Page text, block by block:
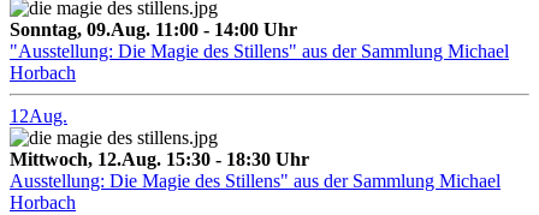
Sonntag, 09.Aug. 11:00 - 14:00 Uhr
"Ausstellung: Die Magie des Stillens" aus der Sammlung Michael
Horbach
12Aug.
Mittwoch, 12.Aug. 15:30 - 18:30 Uhr
Ausstellung: Die Magie des Stillens" aus der Sammlung Michael
Horbach